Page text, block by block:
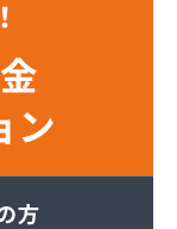
会社 狭山営
会社 新座支